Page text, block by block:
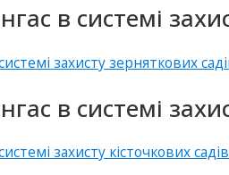
в системі
в системі